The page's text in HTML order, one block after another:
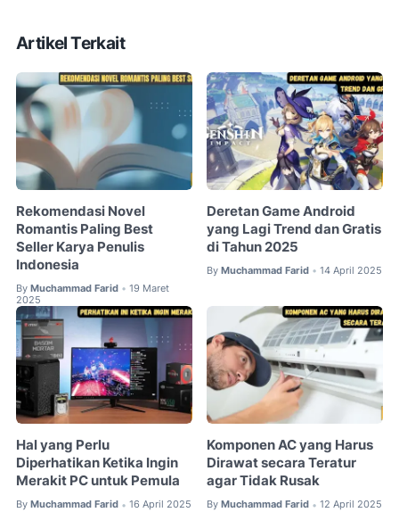
Artikel Terkait
Rekomendasi Novel
Romantis Paling Best
Seller Karya Penulis
Indonesia
By Muchammad Farid • 19 Maret
2025
Deretan Game Android
yang Lagi Trend dan Gratis
di Tahun 2025
By Muchammad Farid • 14 April 2025
Hal yang Perlu
Diperhatikan Ketika Ingin
Merakit PC untuk Pemula
By Muchammad Farid • 16 April 2025
Komponen AC yang Harus
Dirawat secara Teratur
agar Tidak Rusak
By Muchammad Farid • 12 April 2025